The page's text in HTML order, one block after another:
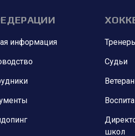
информация
Судьи
школ